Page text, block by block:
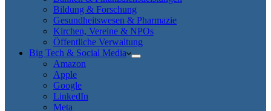
Bildung & Forschung
Gesundheitswesen & Pharmazie
Kirchen, Vereine & NPOs
Öffentliche Verwaltung
Big Tech & Social Media
Amazon
Apple
Google
LinkedIn
Meta